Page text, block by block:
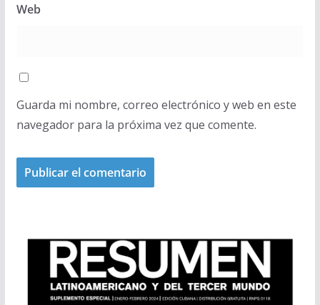
Web
Guarda mi nombre, correo electrónico y web en este
navegador para la próxima vez que comente.